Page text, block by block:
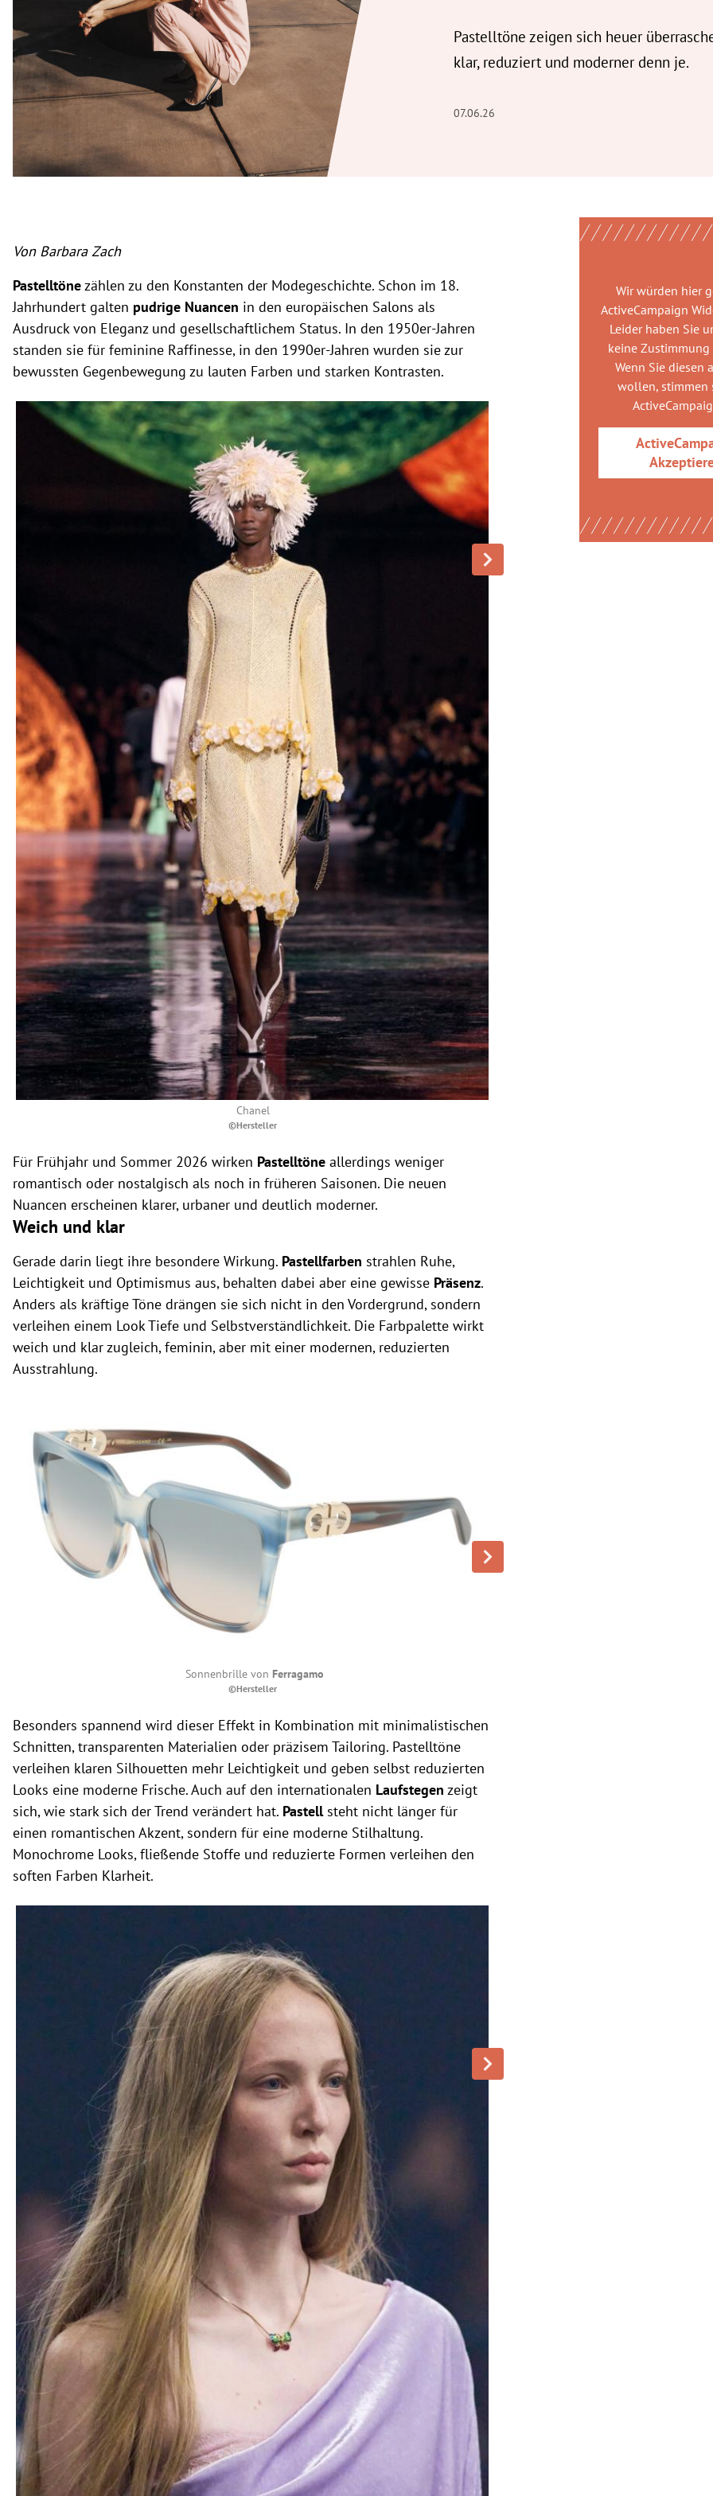
Untermenü
Untermenü
Untermenü
Untermenü
Untermenü
Pastelltöne zeigen sich heuer
klar, reduziert und moderner denn je.
07.06.26
Von Barbara Zach
Pastelltönezählen zu den Konstanten der Modegeschichte. Schon im 18.
Jahrhundert galten pudrige Nuancen in den europäischen Salons als
Ausdruck von Eleganz und gesellschaftlichem Status. In den 1950er-Jahren
standen sie für feminine Raffinesse, in den 1990er-Jahren wurden sie zur
bewussten Gegenbewegung zu lauten Farben und starken Kontrasten.
Chanel
©Hersteller
Für Frühjahr und Sommer 2026 wirken Pastelltöne allerdings weniger
romantisch oder nostalgisch als noch in früheren Saisonen. Die neuen
Nuancen erscheinen klarer, urbaner und deutlich moderner.
Weich und klar
Gerade darin liegt ihre besondere Wirkung. Pastellfarben strahlen Ruhe,
Leichtigkeit und Optimismus aus, behalten dabei aber eine gewisse Präsenz.
Anders als kräftige Töne drängen sie sich nicht in den Vordergrund, sondern
verleihen einem Look Tiefe und Selbstverständlichkeit. Die Farbpalette wirkt
weich und klar zugleich, feminin, aber mit einer modernen, reduzierten
Ausstrahlung.
Sonnenbrille von Ferragamo
©Hersteller
Besonders spannend wird dieser Effekt in Kombination mit minimalistischen
Schnitten, transparenten Materialien oder präzisem Tailoring. Pastelltöne
verleihen klaren Silhouetten mehr Leichtigkeit und geben selbst reduzierten
Looks eine moderne Frische. Auch auf den internationalen Laufstegen zeigt
sich, wie stark sich der Trend verändert hat. Pastellsteht nicht länger für
einen romantischen Akzent, sondern für eine moderne Stilhaltung.
Monochrome Looks, fließende Stoffe und reduzierte Formen verleihen den
soften Farben Klarheit.
Wir würden hier
ActiveCampaign
Leider haben Sie
keine Zustimmung
Wenn Sie diesen
wollen, stimmen